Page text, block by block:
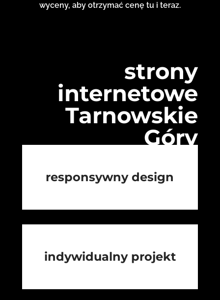
wyceny, aby otrzymać cenę tu i teraz.
strony
internetowe
Tarnowskie
Góry
responsywny design
indywidualny projekt